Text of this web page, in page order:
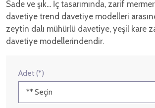
Sade ve şık... İç tasarımında, zarif
davetiye trend davetiye modelleri
zeytin dalı mühürlü davetiye, yeşil kare
davetiye modellerindendir.
Adet (*)
** Seçin